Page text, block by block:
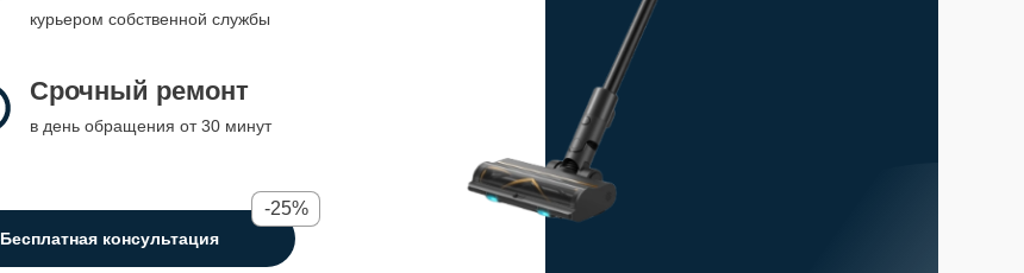
курьером собственной службы
Срочный ремонт
в день обращения от 30 минут
Бесплатная консультация
-25%